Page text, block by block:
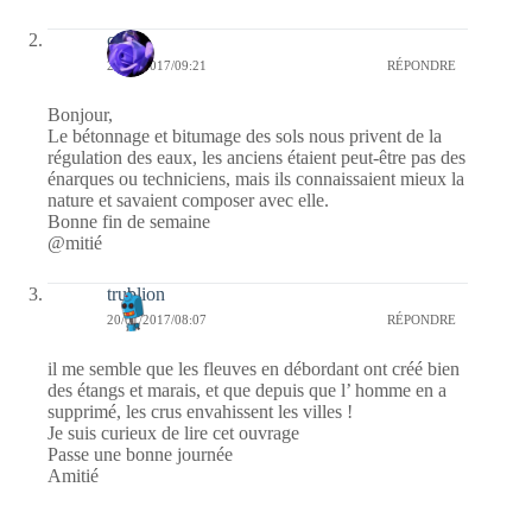
covix
20/01/2017/09:21 RÉPONDRE
Bonjour,
Le bétonnage et bitumage des sols nous privent de la
régulation des eaux, les anciens étaient peut-être pas des
énarques ou techniciens, mais ils connaissaient mieux la
nature et savaient composer avec elle.
Bonne fin de semaine
@mitié
trublion
20/01/2017/08:07 RÉPONDRE
il me semble que les fleuves en débordant ont créé bien
des étangs et marais, et que depuis que l’ homme en a
supprimé, les crus envahissent les villes !
Je suis curieux de lire cet ouvrage
Passe une bonne journée
Amitié